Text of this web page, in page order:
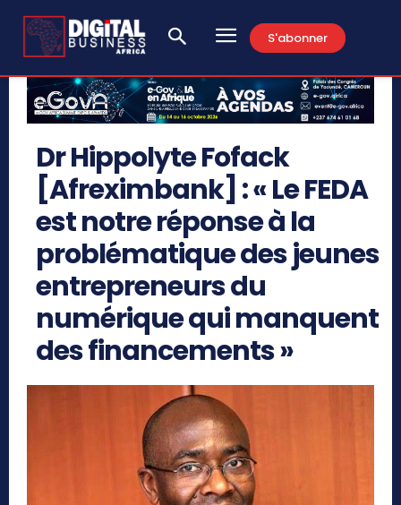
S'abonner
Dr Hippolyte Fofack
[Afreximbank] : « Le FEDA
est notre réponse à la
problématique des jeunes
entrepreneurs du
numérique qui manquent
des financements »